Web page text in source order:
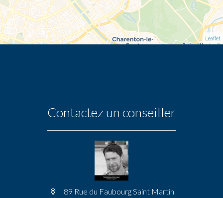
Leaflet
Contactez un conseiller
89 Rue du Faubourg Saint Martin